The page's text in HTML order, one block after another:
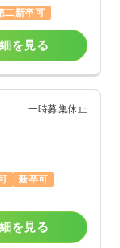
二新卒可
を見る
一時募集休止
新卒可
を見る